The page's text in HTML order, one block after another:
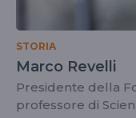
STORIA
Marco Revelli
Presidente della
professore di